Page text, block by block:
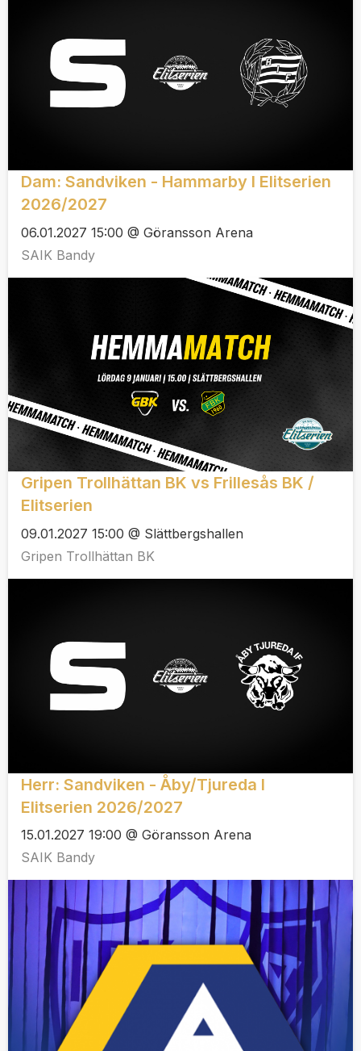
Dam: Sandviken - Hammarby I Elitserien
2026/2027
06.01.2027 15:00 @ Göransson Arena
SAIK Bandy
Gripen Trollhättan BK vs Frillesås BK /
Elitserien
09.01.2027 15:00 @ Slättbergshallen
Gripen Trollhättan BK
Herr: Sandviken - Åby/Tjureda I
Elitserien 2026/2027
15.01.2027 19:00 @ Göransson Arena
SAIK Bandy